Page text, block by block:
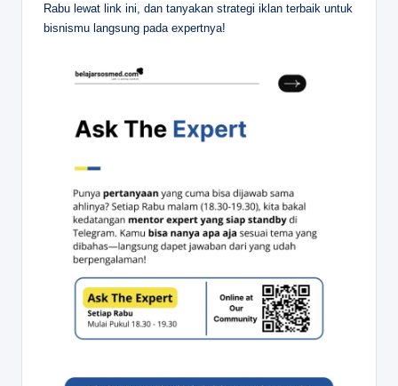
Rabu lewat link ini, dan tanyakan strategi iklan terbaik untuk
bisnismu langsung pada expertnya!